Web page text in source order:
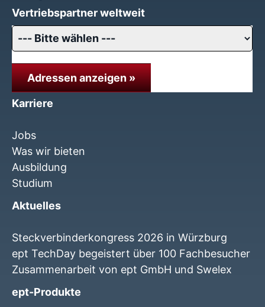
Vertriebspartner weltweit
Adressen anzeigen »
Karriere
Jobs
Was wir bieten
Ausbildung
Studium
Aktuelles
Steckverbinderkongress 2026 in Würzburg
ept TechDay begeistert über 100 Fachbesucher
Zusammenarbeit von ept GmbH und Swelex
ept-Produkte